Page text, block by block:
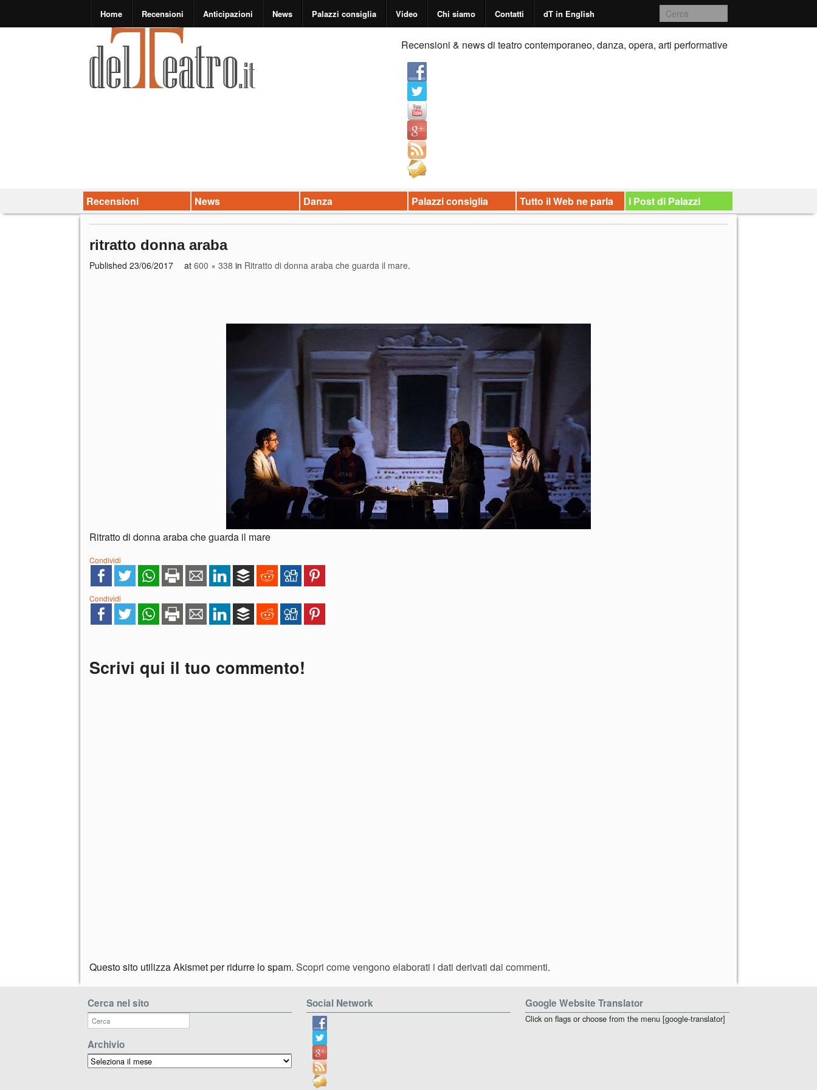
Home Recensioni Anticipazioni News Palazzi consiglia Video Chi siamo Contatti dT in English
Recensioni & news di teatro contemporaneo, danza, opera, arti performative
Recensioni News Danza Palazzi consiglia Tutto il Web ne parla I Post di Palazzi
ritratto donna araba
Published 23/06/2017 at 600 × 338 in Ritratto di donna araba che guarda il mare.
Ritratto di donna araba che guarda il mare
Condividi
Condividi
Scrivi qui il tuo commento!
Questo sito utilizza Akismet per ridurre lo spam. Scopri come vengono elaborati i dati derivati dai commenti.
Cerca nel sito
Archivio
Archivio
Social Network Google Website Translator
Click on flags or choose from the menu [google-translator]